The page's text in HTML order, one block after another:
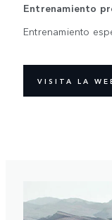
Entrenamiento
Entrenamiento
VISITA LA